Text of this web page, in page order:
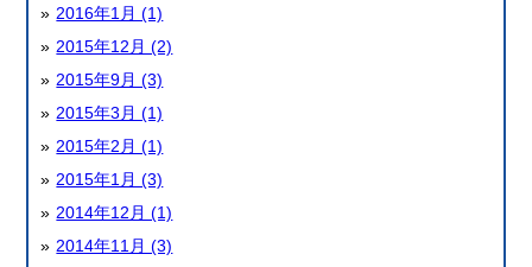
2016年1月 (1)
2015年12月 (2)
2015年9月 (3)
2015年3月 (1)
2015年2月 (1)
2015年1月 (3)
2014年12月 (1)
2014年11月 (3)